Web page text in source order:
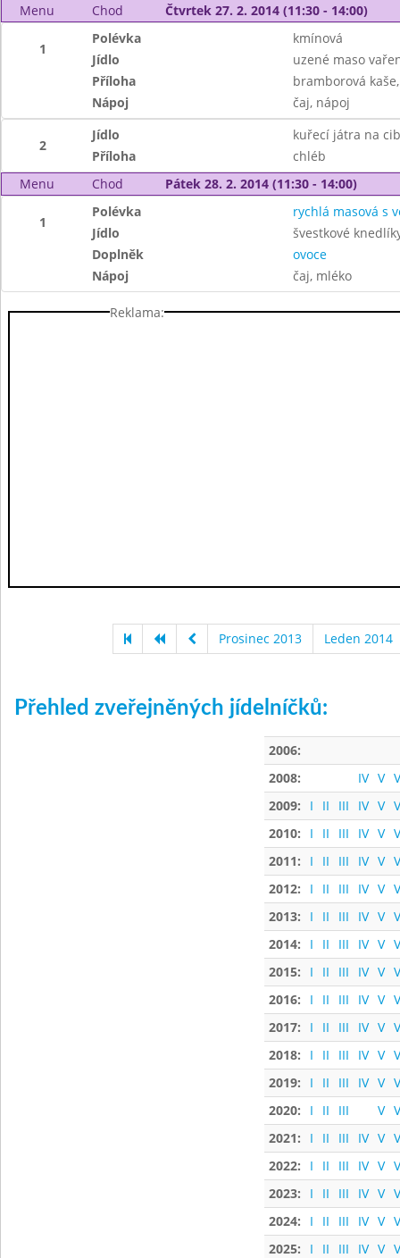
Menu Chod Čtvrtek 27. 2. 2014 (11:30 - 14:00)
1
Polévka
kmínová
Jídlo
uzené maso
Příloha
bramborová
Nápoj
čaj, nápoj
2
Jídlo
kuřecí játra na
Příloha
chléb
Menu
Chod Pátek 28. 2. 2014 (11:30 - 14:00)
1
Polévka
rychlá masová s
Jídlo
švestkové
Doplněk
ovoce
Nápoj
čaj, mléko
Reklama:
Prosinec 2013 Leden 2014
Přehled zveřejněných jídelníčků:
2006:
2008:
IV V
2009:
I II III IV V
2010:
I II III IV V
2011:
I II III IV V
2012:
I II III IV V
2013:
I II III IV V
2014:
I II III IV V
2015:
I II III IV V
2016:
I II III IV V
2017:
I II III IV V
2018:
I II III IV V
2019:
I II III IV V
2020:
I II III V
2021:
I II III IV V
2022:
I II III IV V
2023:
I II III IV V
2024:
I II III IV V
2025:
I II III IV V